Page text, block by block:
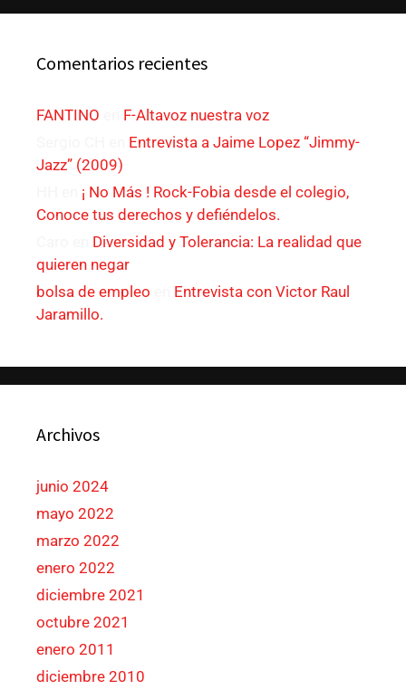
Comentarios recientes
FANTINO
F-Altavoz nuestra voz
Entrevista a Jaime Lopez “Jimmy-
Jazz” (2009)
¡ No Más ! Rock-Fobia desde el colegio,
Conoce tus derechos y defiéndelos.
Diversidad y Tolerancia: La realidad que
quieren negar
bolsa de empleo
Entrevista con Victor Raul
Jaramillo.
Archivos
junio 2024
mayo 2022
marzo 2022
enero 2022
diciembre 2021
octubre 2021
enero 2011
diciembre 2010